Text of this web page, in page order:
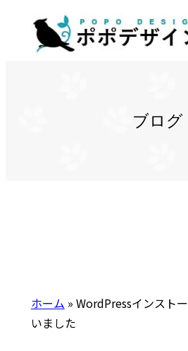
ブログ
ホーム » WordPressインスト
いました